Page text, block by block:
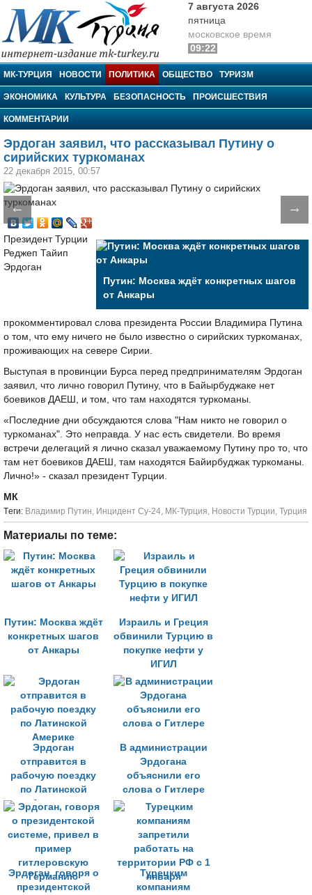
МК-Турция
7 августа 2026
пятница
московское время
09:22
МК-ТУРЦИЯ НОВОСТИ ПОЛИТИКА ОБЩЕСТВО ТУРИЗМ
ЭКОНОМИКА КУЛЬТУРА БЕЗОПАСНОСТЬ ПРОИСШЕСТВИЯ
КОММЕНТАРИИ
Эрдоган заявил, что рассказывал Путину о
сирийских туркоманах
22 декабря 2015, 00:57
← →
Путин: Москва ждёт конкретных шагов
от Анкары
Президент Турции
Реджеп Тайип
Эрдоган
прокомментировал слова президента России Владимира Путина
о том, что ему ничего не было известно о сирийских туркоманах,
проживающих на севере Сирии.
Выступая в провинции Бурса перед предпринимателям Эрдоган
заявил, что лично говорил Путину, что в Байырбуджаке нет
боевиков ДАЕШ, и том, что там находятся туркоманы.
«Последние дни обсуждаются слова "Нам никто не говорил о
туркоманах". Это неправда. У нас есть свидетели. Во время
встречи делегаций я лично сказал уважаемому Путину про то, что
там нет боевиков ДАЕШ, там находятся Байирбуджак туркоманы.
Лично!» - сказал президент Турции.
МК
Tеги: Владимир Путин, Инцидент Су-24, МК-Турция, Новости Турции, Турция
Материалы по теме:
Путин: Москва ждёт
конкретных шагов
от Анкары
Израиль и Греция
обвинили Турцию в
покупке нефти у
ИГИЛ
Эрдоган
отправится в
рабочую поездку
по Латинской
Америке
В администрации
Эрдогана
объяснили его
слова о Гитлере
Эрдоган, говоря о
президентской
Турецким
компаниям